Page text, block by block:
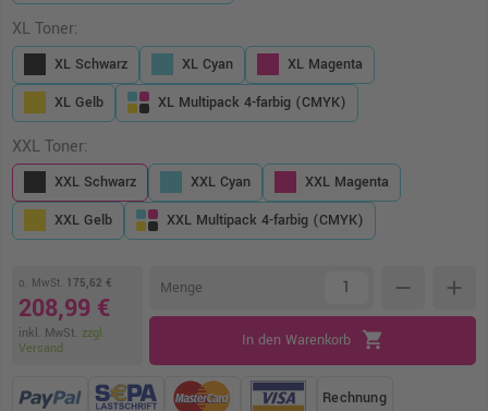
XL Toner:
XL Schwarz XL Cyan
XL Magenta
XL Gelb
XL Multipack 4-farbig (CMYK)
XXL Toner:
XXL Schwarz XXL Cyan
XXL Magenta
XXL Gelb
XXL Multipack 4-farbig (CMYK)
o. MwSt. 175,62 €
208,99 €
inkl. MwSt. zzgl.
Versand
Menge remove add
In den Warenkorb shopping_cart
Rechnung